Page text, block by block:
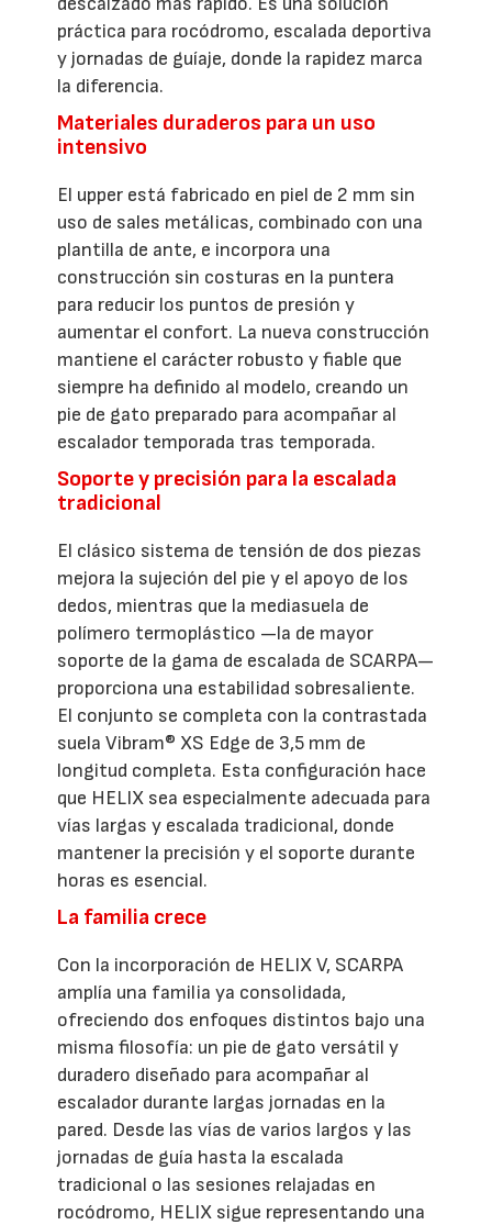
práctica para rocódromo, escalada deportiva
y jornadas de guíaje, donde la rapidez marca
la diferencia.
Materiales duraderos para un uso
intensivo
El upper está fabricado en piel de 2 mm sin
uso de sales metálicas, combinado con una
plantilla de ante, e incorpora una
construcción sin costuras en la puntera
para reducir los puntos de presión y
aumentar el confort. La nueva construcción
mantiene el carácter robusto y fiable que
siempre ha definido al modelo, creando un
pie de gato preparado para acompañar al
escalador temporada tras temporada.
Soporte y precisión para la escalada
tradicional
El clásico sistema de tensión de dos piezas
mejora la sujeción del pie y el apoyo de los
dedos, mientras que la mediasuela de
polímero termoplástico —la de mayor
soporte de la gama de escalada de SCARPA—
proporciona una estabilidad sobresaliente.
El conjunto se completa con la contrastada
suela Vibram® XS Edge de 3,5 mm de
longitud completa. Esta configuración hace
que HELIX sea especialmente adecuada para
vías largas y escalada tradicional, donde
mantener la precisión y el soporte durante
horas es esencial.
La familia crece
Con la incorporación de HELIX V, SCARPA
amplía una familia ya consolidada,
ofreciendo dos enfoques distintos bajo una
misma filosofía: un pie de gato versátil y
duradero diseñado para acompañar al
escalador durante largas jornadas en la
pared. Desde las vías de varios largos y las
jornadas de guía hasta la escalada
tradicional o las sesiones relajadas en
rocódromo, HELIX sigue representando una